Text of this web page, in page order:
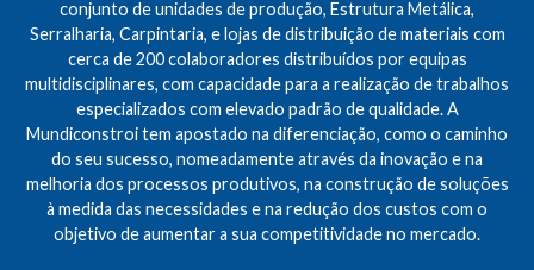
conjunto de unidades de produção, Estrutura Metálica,
Serralharia, Carpintaria, e lojas de distribuição de materiais com
cerca de 200 colaboradores distribuídos por equipas
multidisciplinares, com capacidade para a realização de trabalhos
especializados com elevado padrão de qualidade. A
Mundiconstroi tem apostado na diferenciação, como o caminho
do seu sucesso, nomeadamente através da inovação e na
melhoria dos processos produtivos, na construção de soluções
à medida das necessidades e na redução dos custos com o
objetivo de aumentar a sua competitividade no mercado.